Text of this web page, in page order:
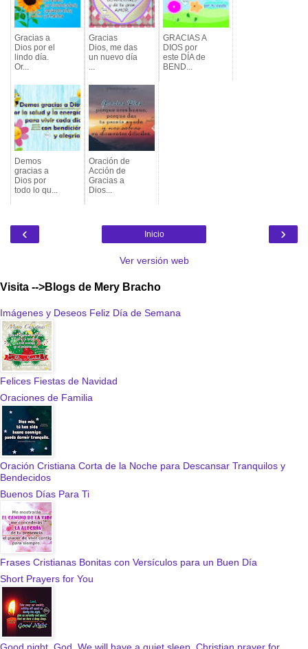
Gracias a
Dios por el
lindo día.
Or...
Gracias
Dios, me das
un nuevo día
...
GRACIAS A
DIOS por
este DÍA de
BEND...
Demos
gracias a
Dios por
todo lo qu...
Oración de
Acción de
Gracias a
Dios...
‹ ›
Inicio
Ver versión web
Visita -->Blogs de Mery Bracho
Imágenes y Deseos Feliz Día de Semana
Felices Fiestas de Navidad
Oraciones de Familia
Oración Cristiana Corta de la Noche para Descansar Tranquilos y
Bendecidos
Buenos Días Para Ti
Frases Cristianas Bonitas con Versículos para un Buen Día
Short Prayers for You